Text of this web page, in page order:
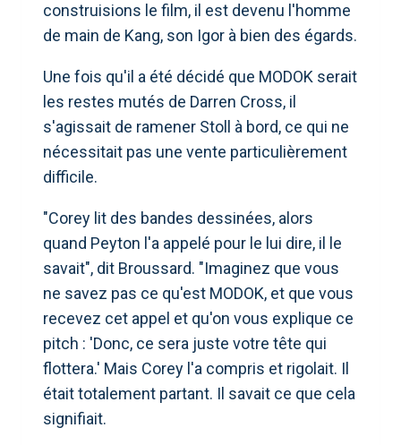
construisions le film, il est devenu l'homme
de main de Kang, son Igor à bien des égards.
Une fois qu'il a été décidé que MODOK serait
les restes mutés de Darren Cross, il
s'agissait de ramener Stoll à bord, ce qui ne
nécessitait pas une vente particulièrement
difficile.
"Corey lit des bandes dessinées, alors
quand Peyton l'a appelé pour le lui dire, il le
savait", dit Broussard. "Imaginez que vous
ne savez pas ce qu'est MODOK, et que vous
recevez cet appel et qu'on vous explique ce
pitch : 'Donc, ce sera juste votre tête qui
flottera.' Mais Corey l'a compris et rigolait. Il
était totalement partant. Il savait ce que cela
signifiait.